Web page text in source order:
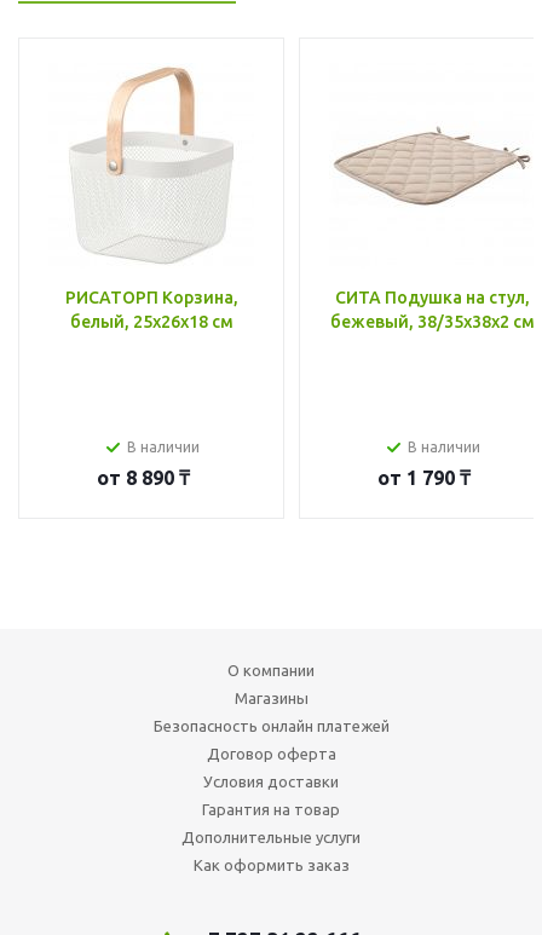
РИСАТОРП Корзина,
белый, 25x26x18 см
В наличии
от 8 890 ₸
СИТА Подушка на стул,
бежевый, 38/35x38x2 см
В наличии
от 1 790 ₸
О компании
Магазины
Безопасность онлайн платежей
Договор оферта
Условия доставки
Гарантия на товар
Дополнительные услуги
Как оформить заказ